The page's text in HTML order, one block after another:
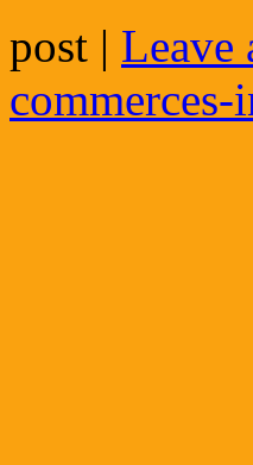
post | Leave